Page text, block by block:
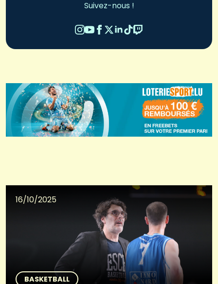
Suivez-nous !
16/10/2025
BASKETBALL